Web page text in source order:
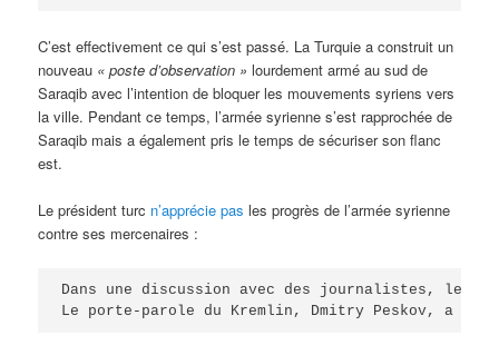
C’est effectivement ce qui s’est passé. La Turquie a construit un
nouveau « poste d’observation » lourdement armé au sud de
Saraqib avec l’intention de bloquer les mouvements syriens vers
la ville. Pendant ce temps, l’armée syrienne s’est rapprochée de
Saraqib mais a également pris le temps de sécuriser son flanc
est.
Le président turc n’apprécie pas les progrès de l’armée syrienne
contre ses mercenaires :
Dans une discussion avec des journalistes, le
Le porte-parole du Kremlin, Dmitry Peskov, a